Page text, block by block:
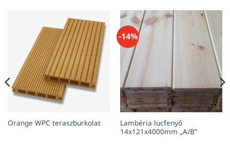
Orange WPC teraszburkolat
-14%
Lambéria lucfenyő
14x121x4000mm „A/B”